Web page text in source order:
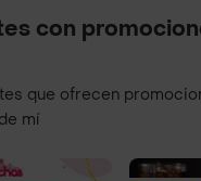
con
que ofrecen
mí